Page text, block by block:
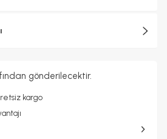
gönderilecektir.
kargo